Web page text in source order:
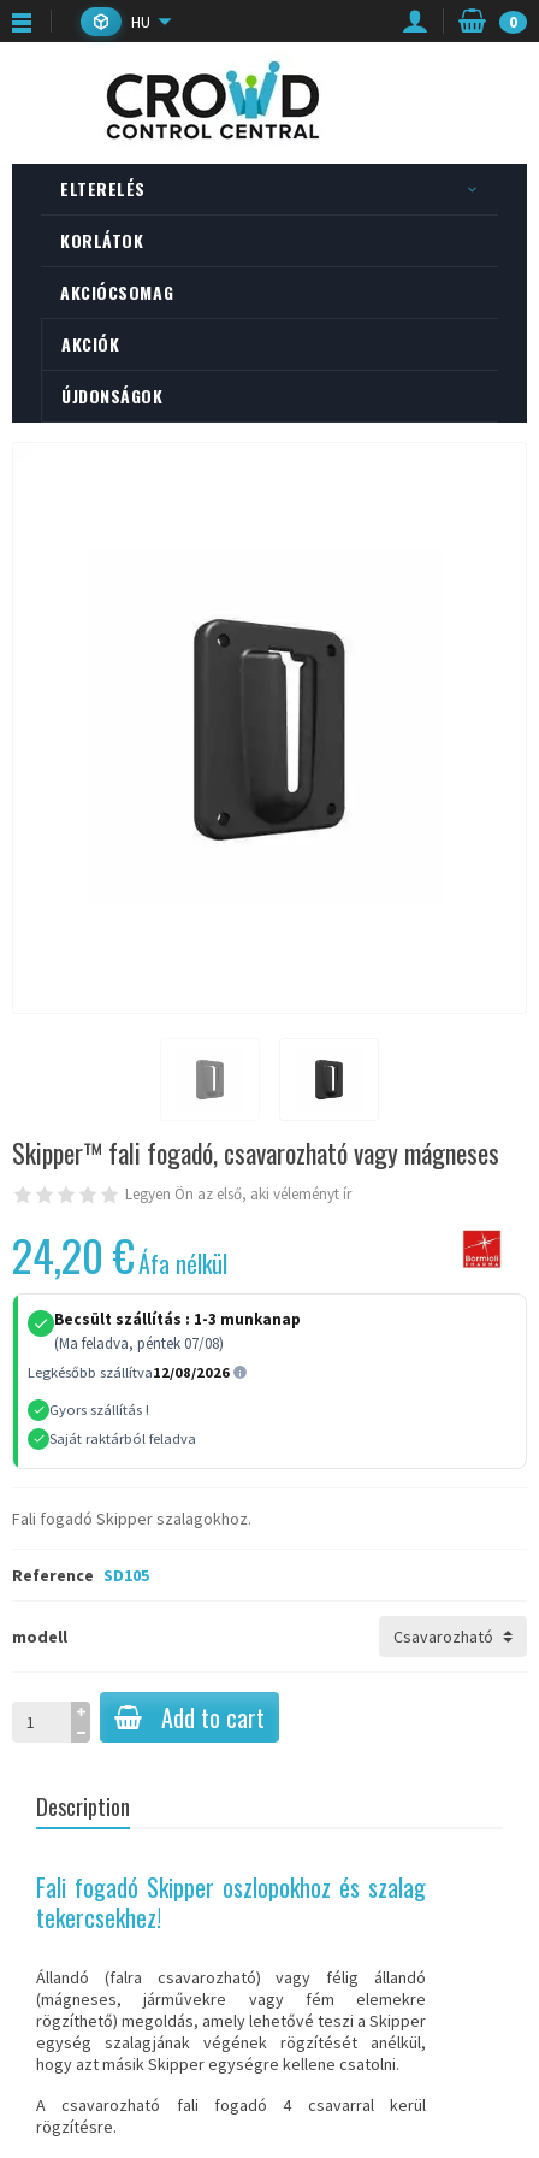
HU 0
ELTERELÉS
KORLÁTOK
AKCIÓCSOMAG
AKCIÓK
ÚJDONSÁGOK
Skipper™ fali fogadó, csavarozható vagy mágneses
Legyen Ön az első, aki véleményt ír
24,20 €Áfa nélkül
Becsült szállítás : 1-3 munkanap
(Ma feladva, péntek 07/08)
Legkésőbb szállítva12/08/2026
Gyors szállítás !
Saját raktárból feladva
Fali fogadó Skipper szalagokhoz.
Reference SD105
modell
Add to cart
Description
Fali fogadó Skipper oszlopokhoz és szalag
tekercsekhez!
Állandó (falra csavarozható) vagy félig állandó
(mágneses, járművekre vagy fém elemekre
rögzíthető) megoldás, amely lehetővé teszi a Skipper
egység szalagjának végének rögzítését anélkül,
hogy azt másik Skipper egységre kellene csatolni.
A csavarozható fali fogadó 4 csavarral kerül
rögzítésre.